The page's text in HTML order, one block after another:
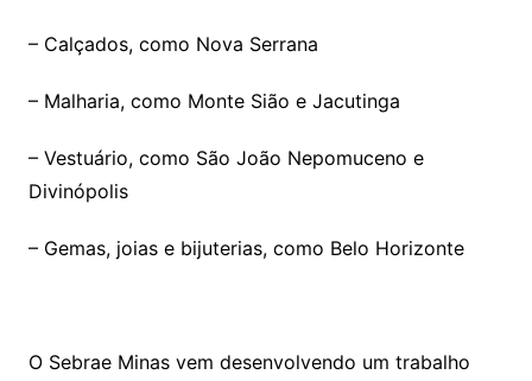
– Calçados, como Nova Serrana
– Malharia, como Monte Sião e Jacutinga
– Vestuário, como São João Nepomuceno e
Divinópolis
– Gemas, joias e bijuterias, como Belo Horizonte
O Sebrae Minas vem desenvolvendo um trabalho